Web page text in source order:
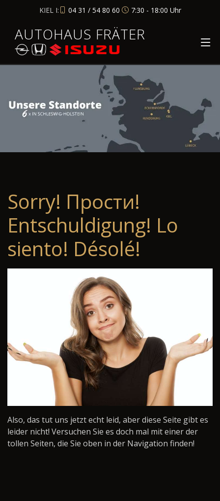
KIEL I: 04 31 / 54 80 60 7:30 - 18:00 Uhr
AUTOHAUS FRÄTER
Sorry! Прости!
Entschuldigung! Lo
siento! Désolé!
Also, das tut uns jetzt echt leid, aber diese Seite gibt es
leider nicht! Versuchen Sie es doch mal mit einer der
tollen Seiten, die Sie oben in der Navigation finden!